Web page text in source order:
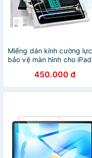
Miếng dán kính cường lực
bảo vệ màn hình cho iPad
inch 2024 ESR Tempered-
Glass Screen Protector -
Hàng Chính Hãng
450.000 đ